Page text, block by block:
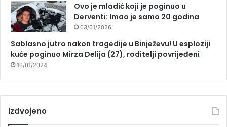
Ovo je mladić koji je poginuo u
Derventi: Imao je samo 20 godina
03/01/2026
Sablasno jutro nakon tragedije u Binježevu! U esploziji
kuće poginuo Mirza Delija (27), roditelji povrijeđeni
16/01/2024
Izdvojeno